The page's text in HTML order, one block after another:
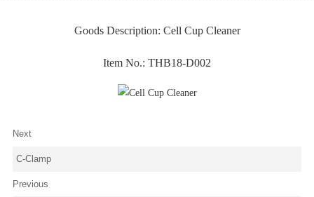
Goods Description: Cell Cup Cleaner
Item No.: THB18-D002
Next
C-Clamp
Previous